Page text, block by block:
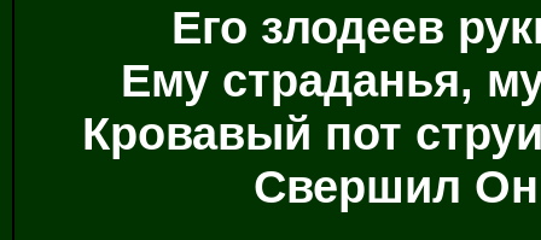
Его злодеев
Ему страданья,
Кровавый пот
Свершил Он